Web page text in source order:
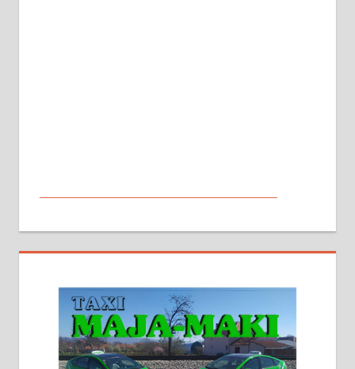
стамбене целине једна уз другу.
2х150м2, две гараже, централно
грејање на гас и дрва. Две
адресе. 063/71-74-023